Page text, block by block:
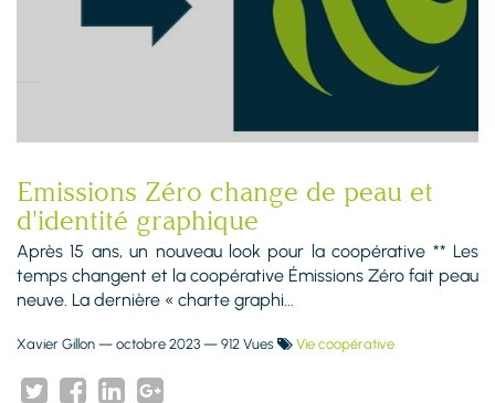
Emissions Zéro change de peau et
d'identité graphique
Après 15 ans, un nouveau look pour la coopérative ** Les
temps changent et la coopérative Émissions Zéro fait peau
neuve. La dernière « charte graphi...
Xavier Gillon — octobre 2023 — 912 Vues Vie coopérative